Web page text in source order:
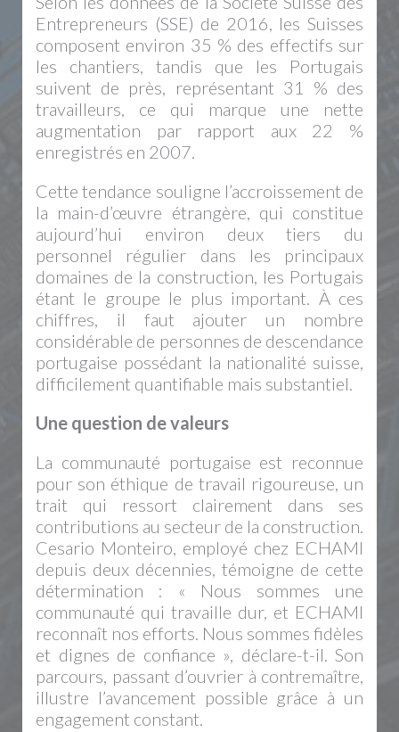
Entrepreneurs (SSE) de 2016, les Suisses
composent environ 35 % des effectifs sur
les chantiers, tandis que les Portugais
suivent de près, représentant 31 % des
travailleurs, ce qui marque une nette
augmentation par rapport aux 22 %
enregistrés en 2007.
Cette tendance souligne l’accroissement de
la main-d’œuvre étrangère, qui constitue
aujourd’hui environ deux tiers du
personnel régulier dans les principaux
domaines de la construction, les Portugais
étant le groupe le plus important. À ces
chiffres, il faut ajouter un nombre
considérable de personnes de descendance
portugaise possédant la nationalité suisse,
difficilement quantifiable mais substantiel.
Une question de valeurs
La communauté portugaise est reconnue
pour son éthique de travail rigoureuse, un
trait qui ressort clairement dans ses
contributions au secteur de la construction.
Cesario Monteiro, employé chez ECHAMI
depuis deux décennies, témoigne de cette
détermination : « Nous sommes une
communauté qui travaille dur, et ECHAMI
reconnaît nos efforts. Nous sommes fidèles
et dignes de confiance », déclare-t-il. Son
parcours, passant d’ouvrier à contremaître,
illustre l’avancement possible grâce à un
engagement constant.